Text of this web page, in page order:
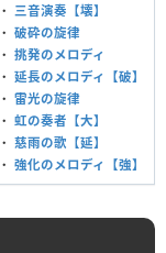
・ 三音演奏【壊】
・ 破砕の旋律
・ 挑発のメロディ
・ 延長のメロディ【破】
・ 雷光の旋律
・ 虹の奏者【大】
・ 慈雨の歌【延】
・ 強化のメロディ【強】